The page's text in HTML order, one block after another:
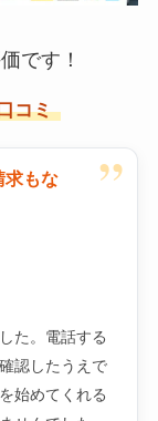
です！
コミ
”
求もな
た。電話する
認したうえで
始めてくれる